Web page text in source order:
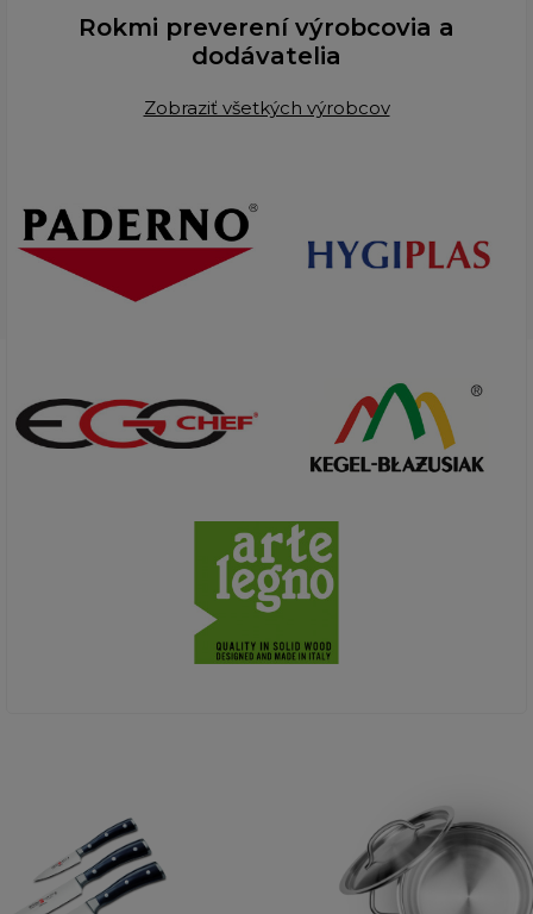
Rokmi preverení výrobcovia a
dodávatelia
Zobraziť všetkých výrobcov